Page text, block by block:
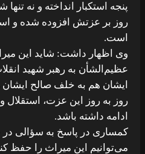
پنجه استکبار انداخته و نه
روز بر عزتش افزوده شده و
است.
وی اظهار داشت: شاید این
عظیم‌الشأن به رهبر شهید
ایشان هم به خلف صالح ایشان
روز به روز این عزت، استقلال
ادامه داشته باشد.
کمساری در پاسخ به سؤالی
می‌توانیم این میراث را حفظ